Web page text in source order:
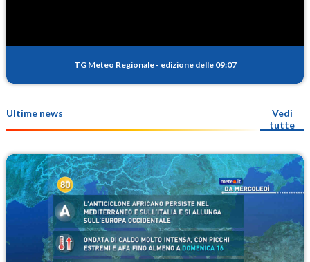
TG Meteo Regionale - edizione delle 09:07
Ultime news
Vedi
tutte